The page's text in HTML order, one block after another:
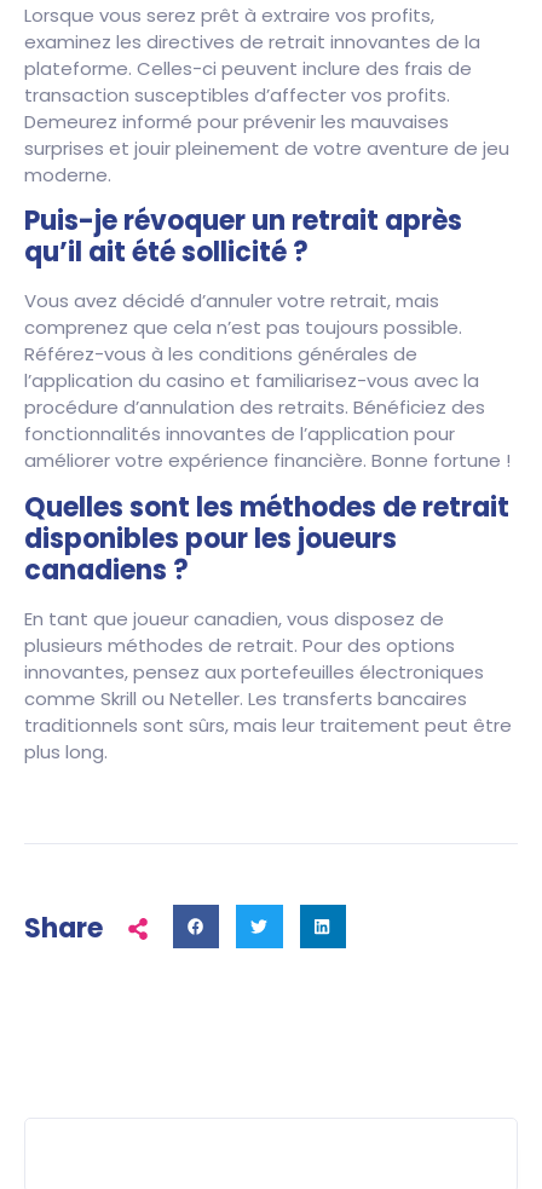
Lorsque vous serez prêt à extraire vos profits,
examinez les directives de retrait innovantes de la
plateforme. Celles-ci peuvent inclure des frais de
transaction susceptibles d’affecter vos profits.
Demeurez informé pour prévenir les mauvaises
surprises et jouir pleinement de votre aventure de jeu
moderne.
Puis-je révoquer un retrait après
qu’il ait été sollicité ?
Vous avez décidé d’annuler votre retrait, mais
comprenez que cela n’est pas toujours possible.
Référez-vous à les conditions générales de
l’application du casino et familiarisez-vous avec la
procédure d’annulation des retraits. Bénéficiez des
fonctionnalités innovantes de l’application pour
améliorer votre expérience financière. Bonne fortune !
Quelles sont les méthodes de retrait
disponibles pour les joueurs
canadiens ?
En tant que joueur canadien, vous disposez de
plusieurs méthodes de retrait. Pour des options
innovantes, pensez aux portefeuilles électroniques
comme Skrill ou Neteller. Les transferts bancaires
traditionnels sont sûrs, mais leur traitement peut être
plus long.
Share